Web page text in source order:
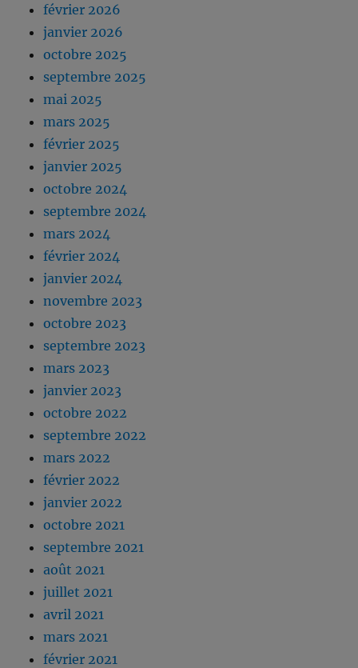
février 2026
janvier 2026
octobre 2025
septembre 2025
mai 2025
mars 2025
février 2025
janvier 2025
octobre 2024
septembre 2024
mars 2024
février 2024
janvier 2024
novembre 2023
octobre 2023
septembre 2023
mars 2023
janvier 2023
octobre 2022
septembre 2022
mars 2022
février 2022
janvier 2022
octobre 2021
septembre 2021
août 2021
juillet 2021
avril 2021
mars 2021
février 2021